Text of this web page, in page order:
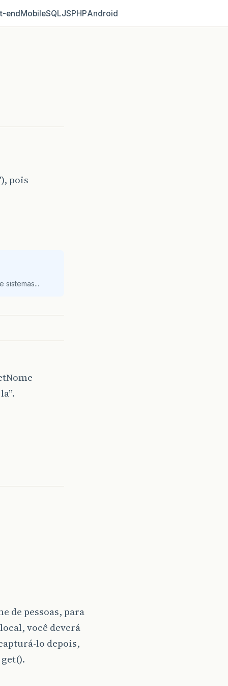
MobileSQLJSPHPAndroid
pois
sistemas...
de pessoas, para
você deverá
lo depois,